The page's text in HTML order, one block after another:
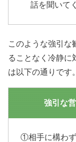
話を聞いて
このような強引な
ることなく冷静に
は以下の通りです。
強引な
①相手に構わ